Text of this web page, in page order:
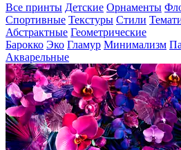
Все принты Детские Орнаменты
Спортивные Текстуры Стили
Абстрактные Геометрические
Барокко Эко Гламур Минимализм
Акварельные